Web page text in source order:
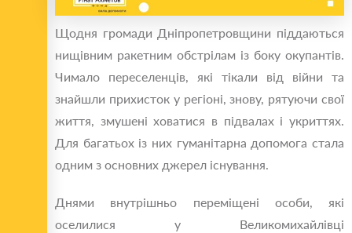
Щодня громади Дніпропетровщини піддаються
нищівним ракетним обстрілам із боку окупантів.
Чимало переселенців, які тікали від війни та
знайшли прихисток у регіоні, знову, рятуючи свої
життя, змушені ховатися в підвалах і укриттях.
Для багатьох із них гуманітарна допомога стала
одним з основних джерел існування.
Днями внутрішньо переміщені особи, які
оселилися у Великомихайлівці